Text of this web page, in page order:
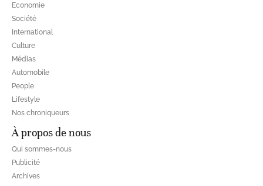
Economie
Société
International
Culture
Médias
Automobile
People
Lifestyle
Nos chroniqueurs
À propos de nous
Qui sommes-nous
Publicité
Archives